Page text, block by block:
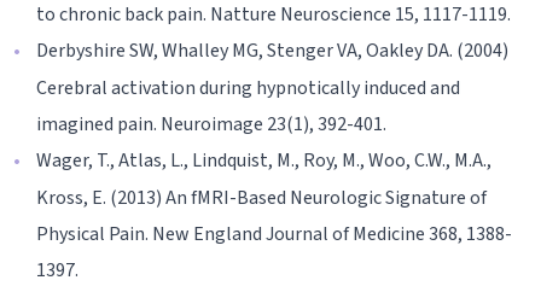
to chronic back pain. Natture Neuroscience 15, 1117-1119.
Derbyshire SW, Whalley MG, Stenger VA, Oakley DA. (2004)
Cerebral activation during hypnotically induced and
imagined pain. Neuroimage 23(1), 392-401.
Wager, T., Atlas, L., Lindquist, M., Roy, M., Woo, C.W., M.A.,
Kross, E. (2013) An fMRI-Based Neurologic Signature of
Physical Pain. New England Journal of Medicine 368, 1388-
1397.